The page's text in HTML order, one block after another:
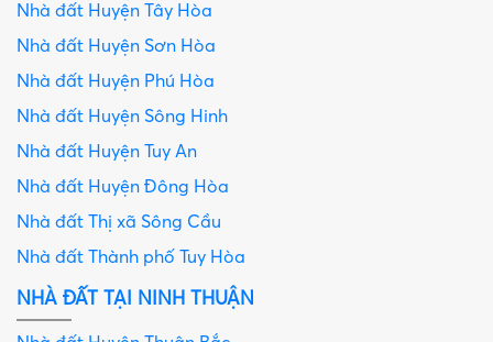
Nhà đất Huyện Tây Hòa
Nhà đất Huyện Sơn Hòa
Nhà đất Huyện Phú Hòa
Nhà đất Huyện Sông Hinh
Nhà đất Huyện Tuy An
Nhà đất Huyện Đông Hòa
Nhà đất Thị xã Sông Cầu
Nhà đất Thành phố Tuy Hòa
NHÀ ĐẤT TẠI NINH THUẬN